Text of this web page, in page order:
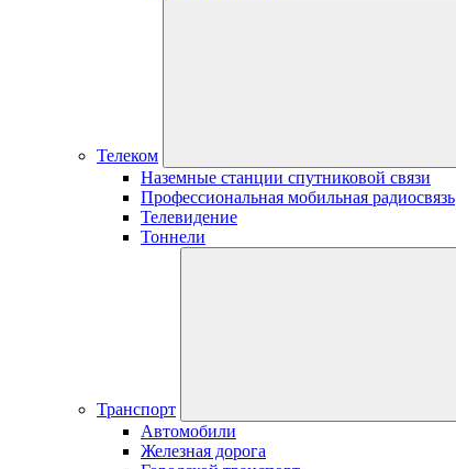
Телеком
Наземные станции спутниковой связи
Профессиональная мобильная радиосвязь
Телевидение
Тоннели
Транспорт
Автомобили
Железная дорога